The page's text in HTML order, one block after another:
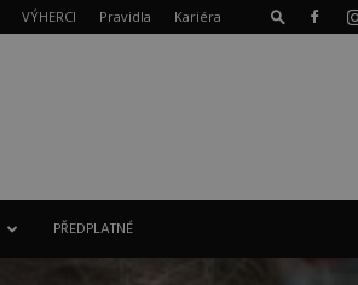
VÝHERCI Pravidla Kariéra
PŘEDPLATNÉ